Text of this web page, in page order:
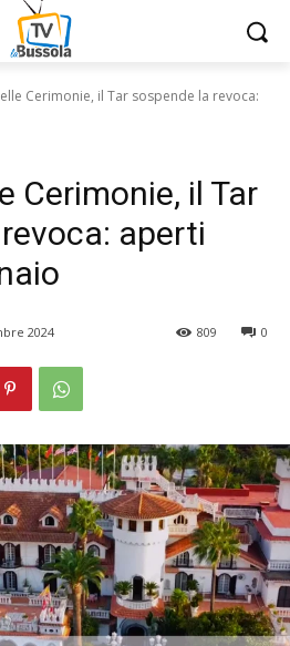
Cerimonie, il Tar sospende la revoca:
Cerimonie, il Tar
aperti
2024 0
809